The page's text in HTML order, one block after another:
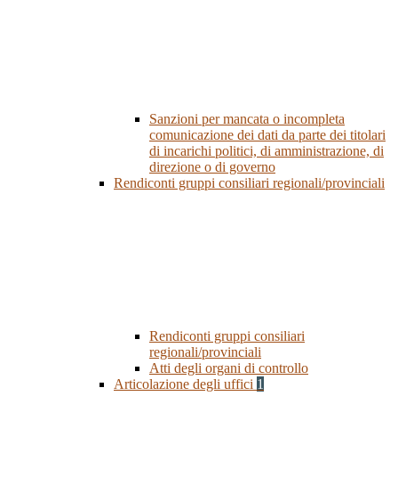
Sanzioni per mancata o incompleta
comunicazione dei dati da parte dei titolari
di incarichi politici, di amministrazione, di
direzione o di governo
Rendiconti gruppi consiliari regionali/provinciali
Rendiconti gruppi consiliari
regionali/provinciali
Atti degli organi di controllo
Articolazione degli uffici 1